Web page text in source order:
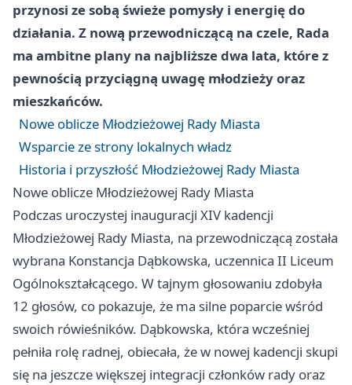
przynosi ze sobą świeże pomysły i energię do
działania. Z nową przewodniczącą na czele, Rada
ma ambitne plany na najbliższe dwa lata, które z
pewnością przyciągną uwagę młodzieży oraz
mieszkańców.
Nowe oblicze Młodzieżowej Rady Miasta
Wsparcie ze strony lokalnych władz
Historia i przyszłość Młodzieżowej Rady Miasta
Nowe oblicze Młodzieżowej Rady Miasta
Podczas uroczystej inauguracji XIV kadencji
Młodzieżowej Rady Miasta, na przewodniczącą została
wybrana Konstancja Dąbkowska, uczennica II Liceum
Ogólnokształcącego. W tajnym głosowaniu zdobyła
12 głosów, co pokazuje, że ma silne poparcie wśród
swoich rówieśników. Dąbkowska, która wcześniej
pełniła rolę radnej, obiecała, że w nowej kadencji skupi
się na jeszcze większej integracji członków rady oraz